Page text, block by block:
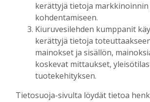
Salla Tompuri juoksi
Auvinen ja Enni
keihään
Tilaajille
Aku Laatikainen 3.8.2026
Kiuruveden Urheilijat
joukkueella ja
yleisurheilun SM-
kerättyjä tietoja markkinoinnin
kohdentamiseen.
Kiuruvesilehden kumppanit
kerättyjä tietoja
mainokset ja sisällön,
koskevat mittaukset,
tuotekehityksen.
Tietosuoja-sivulta löydät tietoa